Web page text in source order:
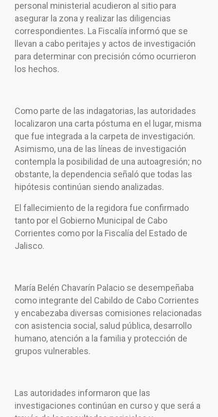
personal ministerial acudieron al sitio para
asegurar la zona y realizar las diligencias
correspondientes. La Fiscalía informó que se
llevan a cabo peritajes y actos de investigación
para determinar con precisión cómo ocurrieron
los hechos.
Como parte de las indagatorias, las autoridades
localizaron una carta póstuma en el lugar, misma
que fue integrada a la carpeta de investigación.
Asimismo, una de las líneas de investigación
contempla la posibilidad de una autoagresión; no
obstante, la dependencia señaló que todas las
hipótesis continúan siendo analizadas.
El fallecimiento de la regidora fue confirmado
tanto por el Gobierno Municipal de Cabo
Corrientes como por la Fiscalía del Estado de
Jalisco.
María Belén Chavarín Palacio se desempeñaba
como integrante del Cabildo de Cabo Corrientes
y encabezaba diversas comisiones relacionadas
con asistencia social, salud pública, desarrollo
humano, atención a la familia y protección de
grupos vulnerables.
Las autoridades informaron que las
investigaciones continúan en curso y que será a